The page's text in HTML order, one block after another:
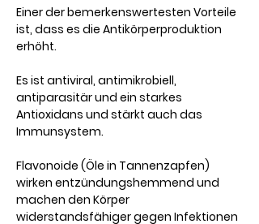
Einer der bemerkenswertesten Vorteile
ist, dass es die Antikörperproduktion
erhöht.
Es ist antiviral, antimikrobiell,
antiparasitär und ein starkes
Antioxidans und stärkt auch das
Immunsystem.
Flavonoide (Öle in Tannenzapfen)
wirken entzündungshemmend und
machen den Körper
widerstandsfähiger gegen Infektionen